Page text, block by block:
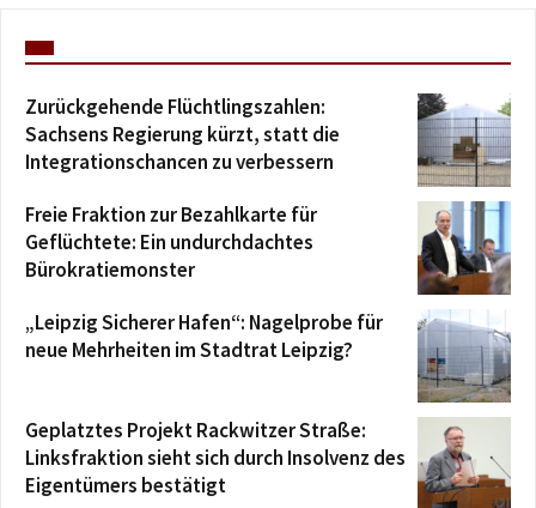
Zurückgehende Flüchtlingszahlen:
Sachsens Regierung kürzt, statt die
Integrationschancen zu verbessern
Freie Fraktion zur Bezahlkarte für
Geflüchtete: Ein undurchdachtes
Bürokratiemonster
„Leipzig Sicherer Hafen“: Nagelprobe für
neue Mehrheiten im Stadtrat Leipzig?
Geplatztes Projekt Rackwitzer Straße:
Linksfraktion sieht sich durch Insolvenz des
Eigentümers bestätigt